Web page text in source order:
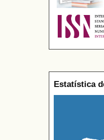
Estatística